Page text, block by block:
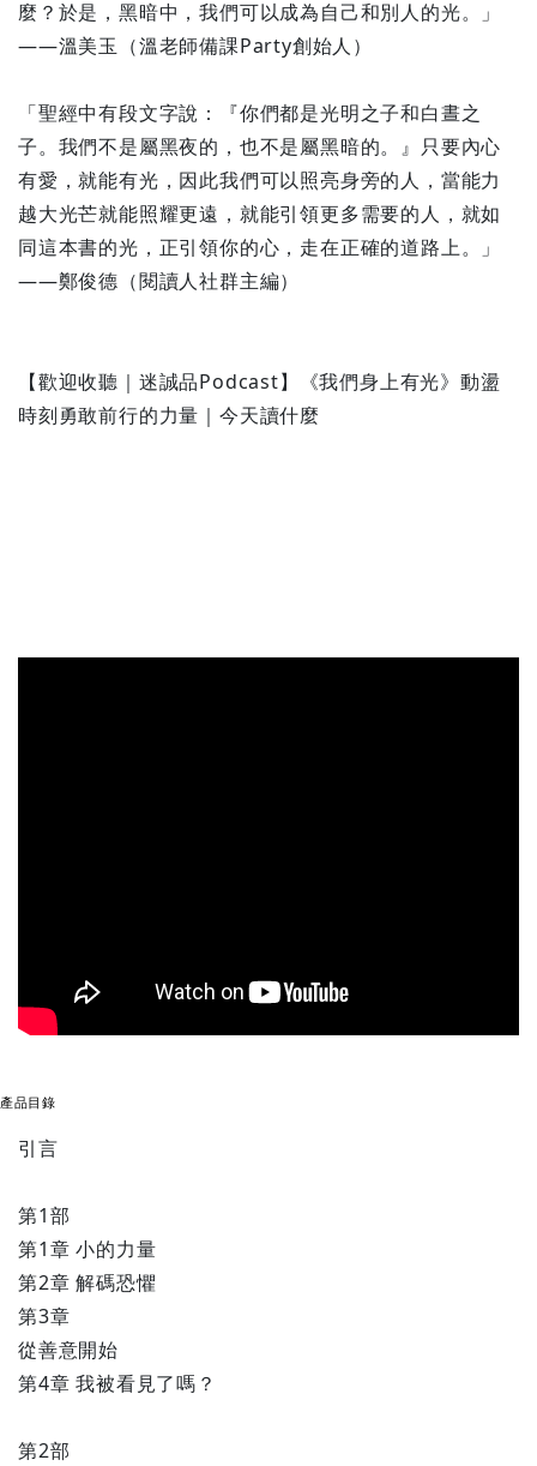
麼？於是，黑暗中，我們可以成為自己和別人的光。」
——溫美玉（溫老師備課Party創始人）
「聖經中有段文字說：『你們都是光明之子和白晝之
子。我們不是屬黑夜的，也不是屬黑暗的。』只要內心
有愛，就能有光，因此我們可以照亮身旁的人，當能力
越大光芒就能照耀更遠，就能引領更多需要的人，就如
同這本書的光，正引領你的心，走在正確的道路上。」
——鄭俊德（閱讀人社群主編）
【歡迎收聽｜迷誠品Podcast】
《我們身上有光》動盪
時刻勇敢前行的力量｜今天讀什麼
產品目錄
引言
第1部
第1章 小的力量
第2章 解碼恐懼
第3章
從善意開始
第4章 我被看見了嗎？
第2部